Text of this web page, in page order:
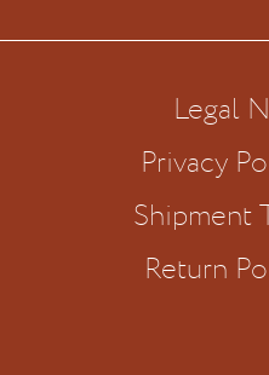
Legal
Privacy
Shipment
Return